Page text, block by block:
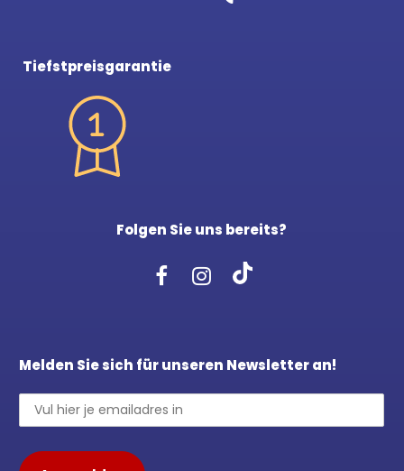
Tiefstpreisgarantie
Folgen Sie uns bereits?
Melden Sie sich für unseren Newsletter an!